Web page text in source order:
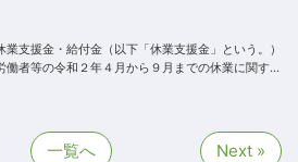
支援金・給付金（以下「休業支援金」という。）
者等の令和２年４月から９月までの休業に関する
一覧へ Next »